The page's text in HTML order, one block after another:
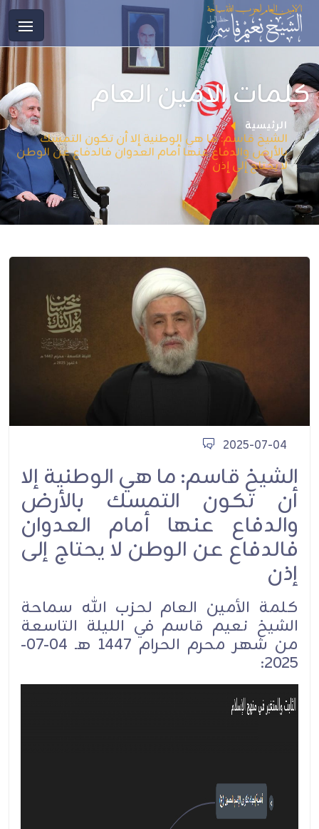
كلمات الامين العام
الرئيسية
الشيخ قاسم: ما هي الوطنية إلا أن تكون التمسك
بالأرض والدفاع عنها أمام العدوان فالدفاع عن الوطن
لا يحتاج إلى إذن
2025-07-04
الشيخ قاسم: ما هي الوطنية إلا
أن تكون التمسك بالأرض
والدفاع عنها أمام العدوان
فالدفاع عن الوطن لا يحتاج إلى
إذن
كلمة الأمين العام لحزب الله سماحة
الشيخ نعيم قاسم في الليلة التاسعة
من شهر ‏محرم الحرام 1447 هـ 04-07-
2025: